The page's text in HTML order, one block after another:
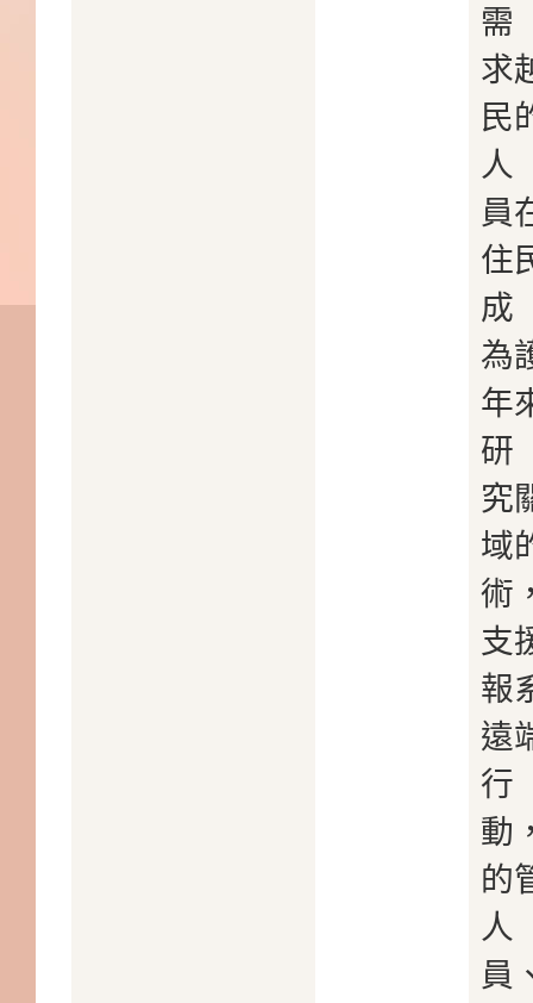
需
求
民
人
員
住
成
為
年
研
究
域
術
支
報
遠
行
動
的
人
員